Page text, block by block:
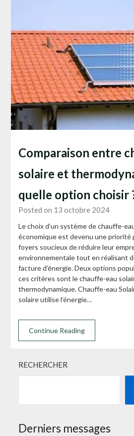
Comparaison entre
solaire et
quelle option choisir
Posted on 13 octobre 2024
Le choix d’un système de chauffe-
économique est devenu une priorité
foyers soucieux de réduire leur
environnementale tout en réalisant
facture d’énergie. Deux options
ces critères sont le chauffe-eau
thermodynamique. Chauffe-eau
solaire utilise l’énergie…
Continue Reading
RECHERCHER
Derniers messages